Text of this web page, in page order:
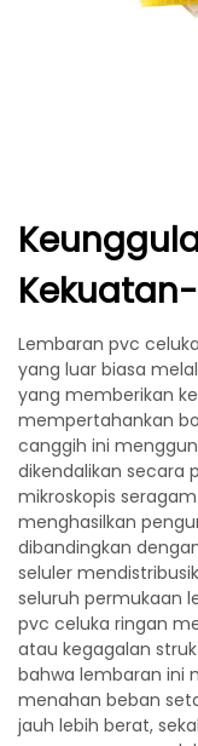
Lembaran pvc
yang luar biasa
yang memberikan
mempertahankan
canggih ini
dikendalikan secara
mikroskopis
menghasilkan
dibandingkan
seluler
seluruh permukaan
pvc celuka ringan
atau kegagalan
bahwa lembaran ini
menahan beban
jauh lebih berat,